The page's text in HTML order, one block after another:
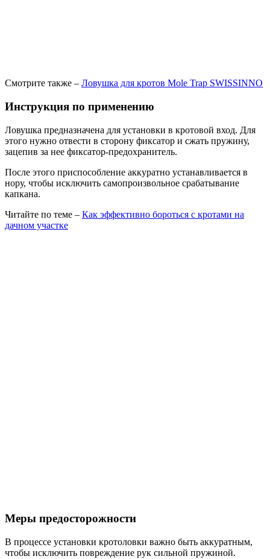
Смотрите также – Ловушка для кротов Mole Trap SWISSINNO
Инструкция по применению
Ловушка предназначена для установки в кротовой вход. Для
этого нужно отвести в сторону фиксатор и сжать пружину,
зацепив за нее фиксатор-предохранитель.
После этого приспособление аккуратно устанавливается в
нору, чтобы исключить самопроизвольное срабатывание
капкана.
Читайте по теме – Как эффективно бороться с кротами на
дачном участке
Меры предосторожности
В процессе установки кротоловки важно быть аккуратным,
чтобы исключить повреждение рук сильной пружиной.